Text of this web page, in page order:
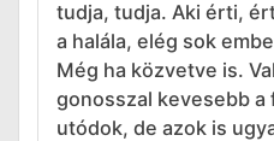
tudja, tudja. Aki érti,
a halála, elég sok
Még ha közvetve is.
gonosszal kevesebb a
utódok, de azok is